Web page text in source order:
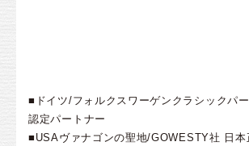
■ドイツ/フォルクスワーゲンクラシックパ
認定パートナー
■USAヴァナゴンの聖地/GOWESTY社 日本